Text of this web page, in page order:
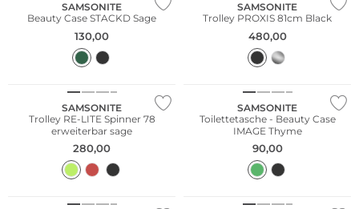
SAMSONITE
Beauty Case STACKD Sage
130,00
SAMSONITE
Trolley PROXIS 81cm Black
480,00
SAMSONITE
Trolley RE-LITE Spinner 78
erweiterbar sage
280,00
SAMSONITE
Toilettetasche - Beauty Case
IMAGE Thyme
90,00